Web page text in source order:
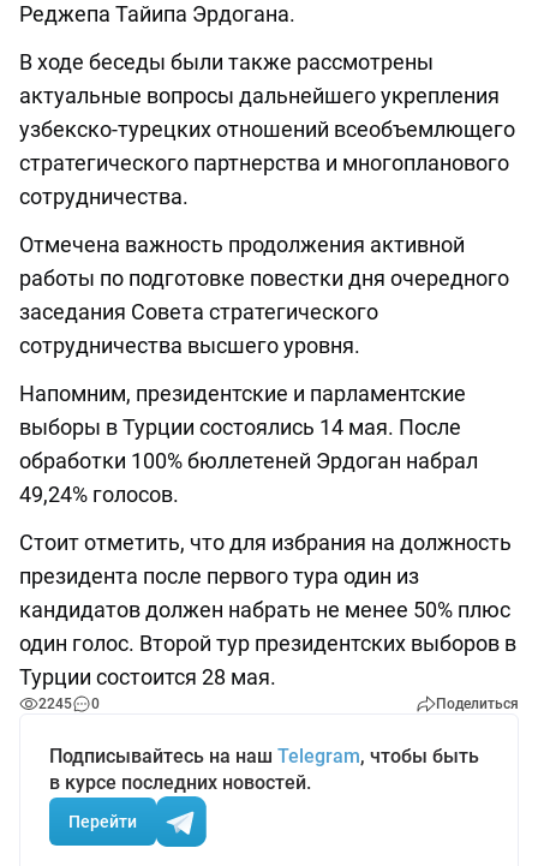
Реджепа Тайипа Эрдогана.
В ходе беседы были также рассмотрены
актуальные вопросы дальнейшего укрепления
узбекско-турецких отношений всеобъемлющего
стратегического партнерства и многопланового
сотрудничества.
Отмечена важность продолжения активной
работы по подготовке повестки дня очередного
заседания Совета стратегического
сотрудничества высшего уровня.
Напомним, президентские и парламентские
выборы в Турции состоялись 14 мая. После
обработки 100% бюллетеней Эрдоган набрал
49,24% голосов.
Стоит отметить, что для избрания на должность
президента после первого тура один из
кандидатов должен набрать не менее 50% плюс
один голос. Второй тур президентских выборов в
Турции состоится 28 мая.
2245 0 Поделиться
Подписывайтесь на наш Telegram, чтобы быть
в курсе последних новостей.
Перейти